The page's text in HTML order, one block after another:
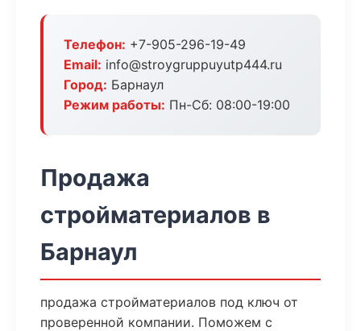
Телефон: +7-905-296-19-49
Email: info@stroygruppuyutp444.ru
Город: Барнаул
Режим работы: Пн-Сб: 08:00-19:00
Продажа
стройматериалов в
Барнаул
продажа стройматериалов под ключ от
проверенной компании. Поможем с